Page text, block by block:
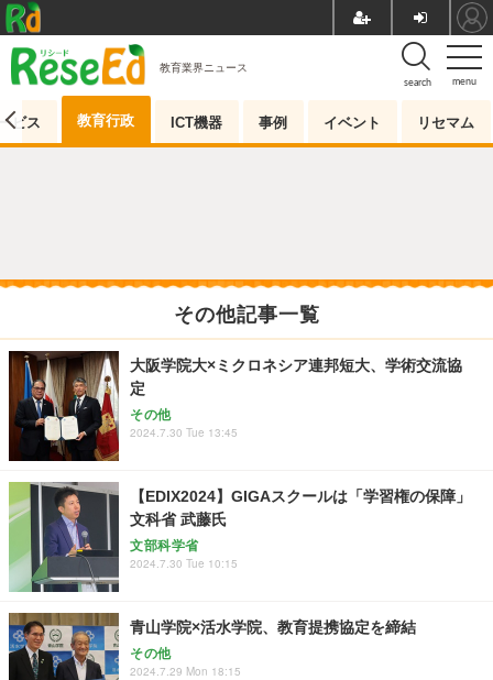
menu
search
教育業界ニュース
ビス 教育行政 ICT機器 事例 イベント リセマム
その他記事一覧
大阪学院大×ミクロネシア連邦短大、学術交流協
定
その他
2024.7.30 Tue 13:45
【EDIX2024】GIGAスクールは「学習権の保障」
文科省 武藤氏
文部科学省
2024.7.30 Tue 10:15
青山学院×活水学院、教育提携協定を締結
その他
2024.7.29 Mon 18:15